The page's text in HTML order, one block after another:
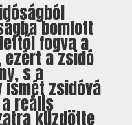
bomlott
fogva a
a zsidó
s a
zsidóvá
reális
küzdötte